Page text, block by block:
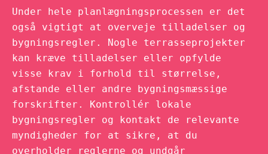
Under hele planlægningsprocessen er det
også vigtigt at overveje tilladelser og
bygningsregler. Nogle terrasseprojekter
kan kræve tilladelser eller opfylde
visse krav i forhold til størrelse,
afstande eller andre bygningsmæssige
forskrifter. Kontrollér lokale
bygningsregler og kontakt de relevante
myndigheder for at sikre, at du
overholder reglerne og undgår